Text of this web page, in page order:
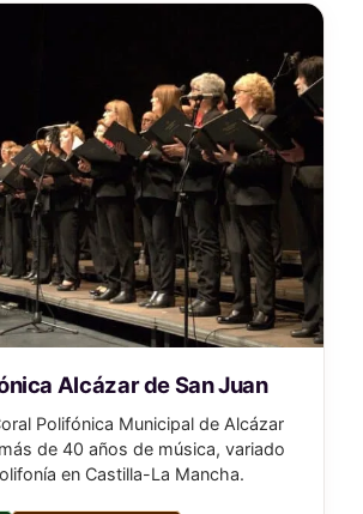
Alcázar de San Juan
Polifónica Municipal de Alcázar
de 40 años de música, variado
en Castilla-La Mancha.